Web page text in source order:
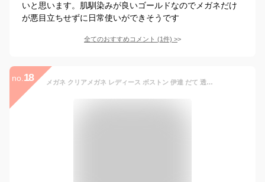
いと思います。肌馴染みが良いゴールドなのでメガネだけ
が悪目立ちせずに日常使いができそうです
全てのおすすめコメント (1件) >
no. 18 メガネ クリアメガネ レディース ボストン 伊達 だて 透明 クリア 黒 ブラック グレー レオパード 韓国 ファッション